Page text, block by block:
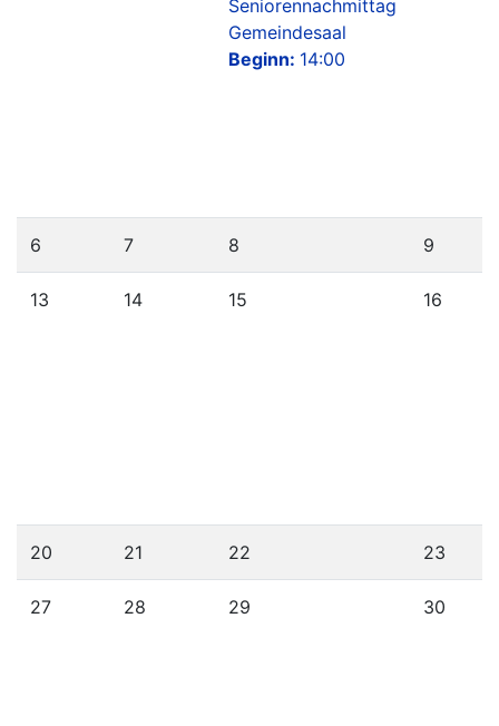
Seniorennachmittag
Gemeindesaal
Beginn: 14:00
6 7 8 9
13 14 15 16
20 21 22 23
27 28 29 30